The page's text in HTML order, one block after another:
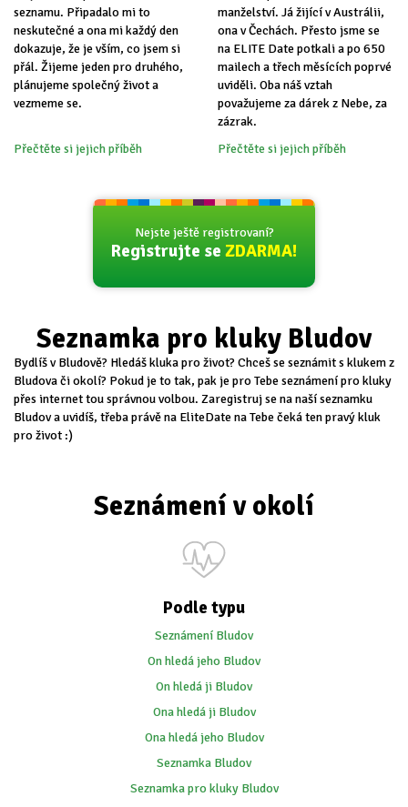
seznamu. Připadalo mi to
neskutečné a ona mi každý den
dokazuje, že je vším, co jsem si
přál. Žijeme jeden pro druhého,
plánujeme společný život a
vezmeme se.
Přečtěte si jejich příběh
manželství. Já žijící v Austrálii,
ona v Čechách. Přesto jsme se
na ELITE Date potkali a po 650
mailech a třech měsících poprvé
uviděli. Oba náš vztah
považujeme za dárek z Nebe, za
zázrak.
Přečtěte si jejich příběh
Nejste ještě registrovaní?
Registrujte se ZDARMA!
Seznamka pro kluky Bludov
Bydlíš v Bludově? Hledáš kluka pro život? Chceš se seznámit s klukem z
Bludova či okolí? Pokud je to tak, pak je pro Tebe seznámení pro kluky
přes internet tou správnou volbou. Zaregistruj se na naší seznamku
Bludov a uvidíš, třeba právě na EliteDate na Tebe čeká ten pravý kluk
pro život :)
Seznámení v okolí
Podle typu
Seznámení Bludov
On hledá jeho Bludov
On hledá ji Bludov
Ona hledá ji Bludov
Ona hledá jeho Bludov
Seznamka Bludov
Seznamka pro kluky Bludov